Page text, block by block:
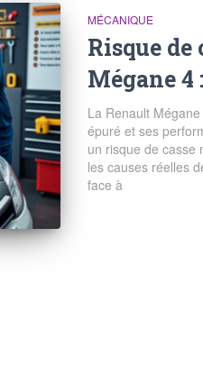
MÉCANIQUE
Risque
Mégane 4
La Renault
épuré et ses
un risque de casse
les causes réelles
face à